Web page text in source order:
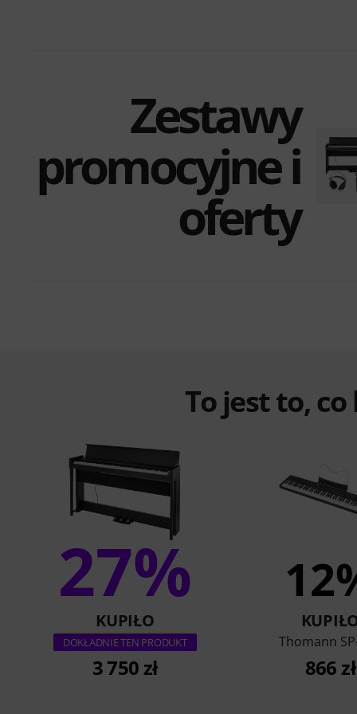
Zestawy
promocyjne i
oferty
To jest to,
27%
KUPIŁO
DOKŁADNIE TEN PRODUKT
3 750 zł
Thomann
866 zł